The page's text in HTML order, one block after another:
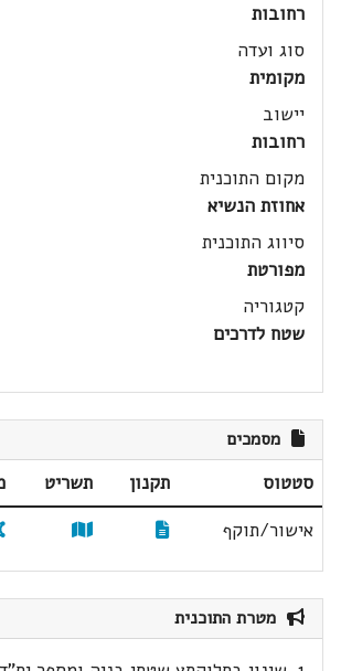
רחובות
סוג ועדה
מקומית
יישוב
רחובות
מקום התוכנית
אחוזת הנשיא
סיווג התוכנית
מפורטת
קטגוריה
שטח לדרכים
מסמכים
סטטוס תקנון תשריט
אישור/תוקף
מטרת התוכנית